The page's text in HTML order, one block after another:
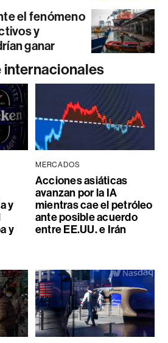
el fenómeno
y
ganar
internacionales
y
y
MERCADOS
Acciones asiáticas
avanzan por la IA
mientras cae el petróleo
ante posible acuerdo
entre EE.UU. e Irán